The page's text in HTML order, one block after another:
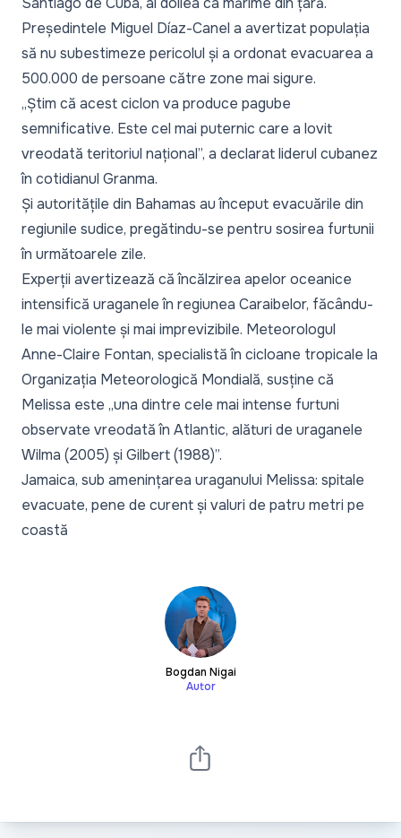
Președintele Miguel Díaz-Canel a avertizat populația
să nu subestimeze pericolul și a ordonat evacuarea a
500.000 de persoane către zone mai sigure.
„Știm că acest ciclon va produce pagube
semnificative. Este cel mai puternic care a lovit
vreodată teritoriul național”, a declarat liderul cubanez
în cotidianul Granma.
Și autoritățile din Bahamas au început evacuările din
regiunile sudice, pregătindu-se pentru sosirea furtunii
în următoarele zile.
Experții avertizează că încălzirea apelor oceanice
intensifică uraganele în regiunea Caraibelor, făcându-
le mai violente și mai imprevizibile. Meteorologul
Anne-Claire Fontan, specialistă în cicloane tropicale la
Organizația Meteorologică Mondială, susține că
Melissa este „una dintre cele mai intense furtuni
observate vreodată în Atlantic, alături de uraganele
Wilma (2005) și Gilbert (1988)”.
Jamaica, sub amenințarea uraganului Melissa: spitale
evacuate, pene de curent și valuri de patru metri pe
coastă
Bogdan Nigai
Autor